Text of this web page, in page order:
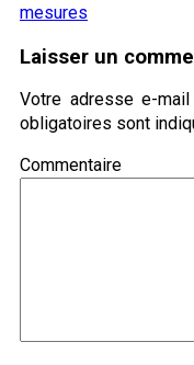
mesures
Laisser un
Votre adresse e-
obligatoires sont